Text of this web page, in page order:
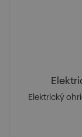
Elektrický